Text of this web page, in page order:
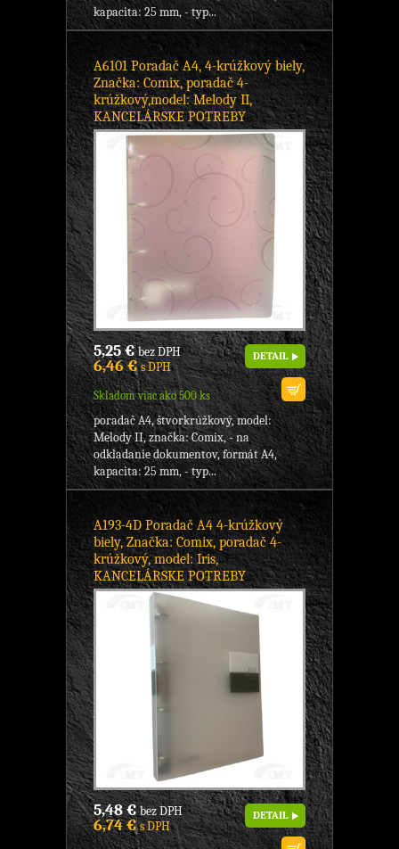
kapacita: 25 mm, - typ...
A6101 Poradač A4, 4-krúžkový biely,
Značka: Comix, poradač 4-
krúžkový,model: Melody II,
KANCELÁRSKE POTREBY
5,25 €bez DPH
6,46 €s DPH
Skladom viac ako 500 ks
DETAIL
poradač A4, štvorkrúžkový, model:
Melody II, značka: Comix, - na
odkladanie dokumentov, formát A4,
kapacita: 25 mm, - typ...
A193-4D Poradač A4 4-krúžkový
biely, Značka: Comix, poradač 4-
krúžkový, model: Iris,
KANCELÁRSKE POTREBY
5,48 €bez DPH
6,74 €s DPH
DETAIL